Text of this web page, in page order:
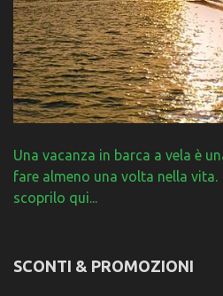
Una vacanza in barca a vela è
fare almeno una volta nella vita.
scoprilo qui...
SCONTI & PROMOZIONI